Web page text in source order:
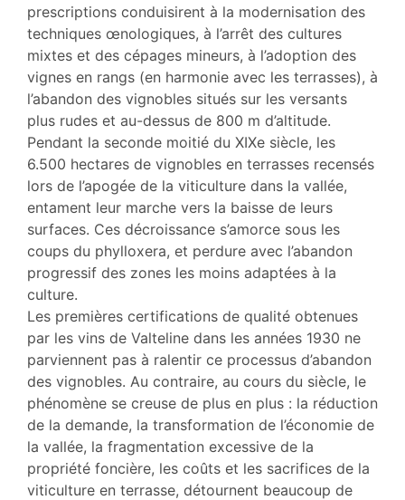
prescriptions conduisirent à la modernisation des
techniques œnologiques, à l’arrêt des cultures
mixtes et des cépages mineurs, à l’adoption des
vignes en rangs (en harmonie avec les terrasses), à
l’abandon des vignobles situés sur les versants
plus rudes et au-dessus de 800 m d’altitude.
Pendant la seconde moitié du XIXe siècle, les
6.500 hectares de vignobles en terrasses recensés
lors de l’apogée de la viticulture dans la vallée,
entament leur marche vers la baisse de leurs
surfaces. Ces décroissance s’amorce sous les
coups du phylloxera, et perdure avec l’abandon
progressif des zones les moins adaptées à la
culture.
Les premières certifications de qualité obtenues
par les vins de Valteline dans les années 1930 ne
parviennent pas à ralentir ce processus d’abandon
des vignobles. Au contraire, au cours du siècle, le
phénomène se creuse de plus en plus : la réduction
de la demande, la transformation de l’économie de
la vallée, la fragmentation excessive de la
propriété foncière, les coûts et les sacrifices de la
viticulture en terrasse, détournent beaucoup de